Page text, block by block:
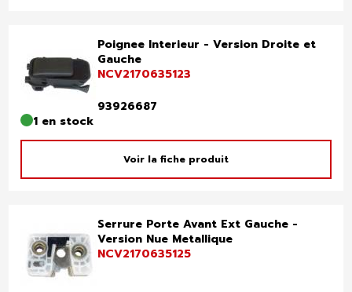
Poignee Interieur - Version Droite et
Gauche
NCV2170635123
93926687
1 en stock
Voir la fiche produit
Serrure Porte Avant Ext Gauche -
Version Nue Metallique
NCV2170635125